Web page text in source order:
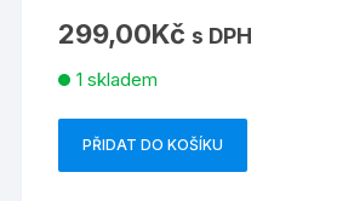
299,00Kč s DPH
1 skladem
PŘIDAT DO KOŠÍKU